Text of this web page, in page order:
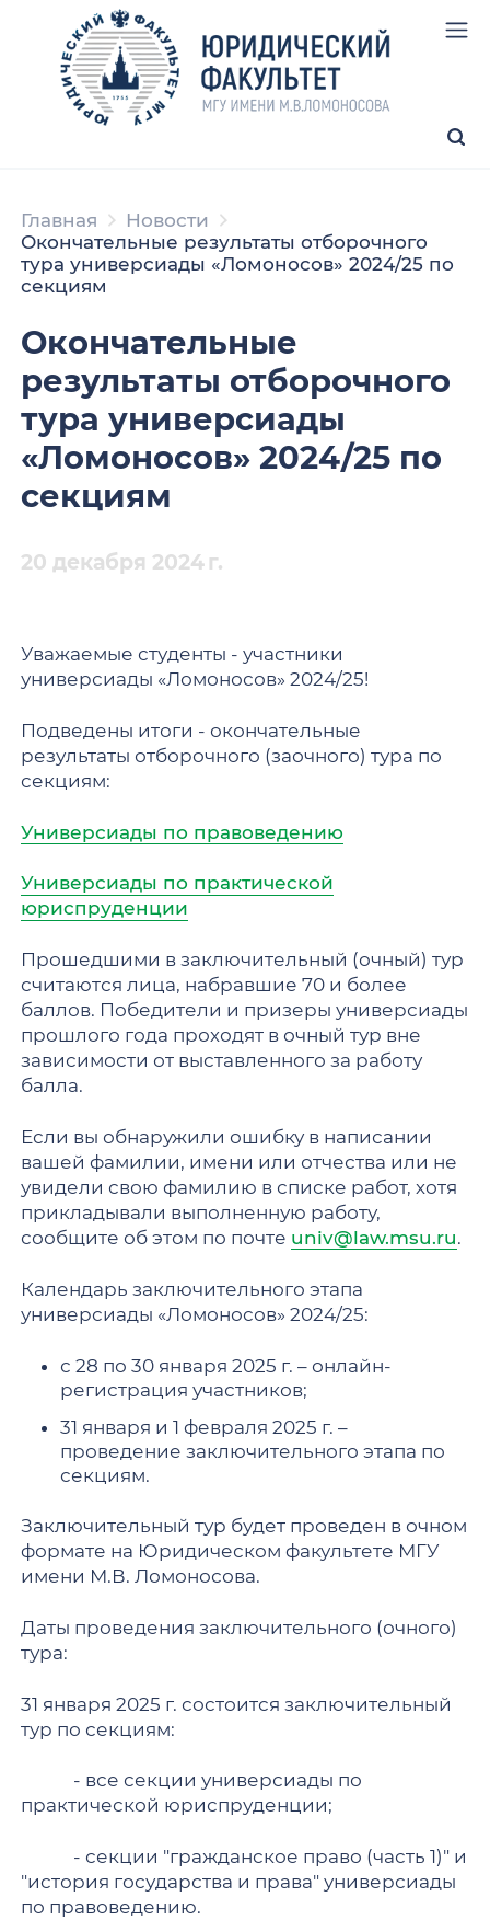
Главная
Новости
Окончательные результаты отборочного
тура универсиады «Ломоносов» 2024/25 по
секциям
Окончательные
результаты отборочного
тура универсиады
«Ломоносов» 2024/25 по
секциям
20 декабря 2024 г.
Уважаемые студенты - участники
универсиады «Ломоносов» 2024/25!
Подведены итоги - окончательные
результаты отборочного (заочного) тура по
секциям:
Универсиады по правоведению
Универсиады по практической
юриспруденции
Прошедшими в заключительный (очный) тур
считаются лица, набравшие 70 и более
баллов. Победители и призеры универсиады
прошлого года проходят в очный тур вне
зависимости от выставленного за работу
балла.
Если вы обнаружили ошибку в написании
вашей фамилии, имени или отчества или не
увидели свою фамилию в списке работ, хотя
прикладывали выполненную работу,
сообщите об этом по почте univ@law.msu.ru.
Календарь заключительного этапа
универсиады «Ломоносов» 2024/25:
с 28 по 30 января 2025 г. – онлайн-
регистрация участников;
31 января и 1 февраля 2025 г. –
проведение заключительного этапа по
секциям.
Заключительный тур будет проведен в очном
формате на Юридическом факультете МГУ
имени М.В. Ломоносова.
Даты проведения заключительного (очного)
тура:
31 января 2025 г. состоится заключительный
тур по секциям:
- все секции универсиады по
практической юриспруденции;
- секции "гражданское право (часть 1)" и
"история государства и права" универсиады
по правоведению.